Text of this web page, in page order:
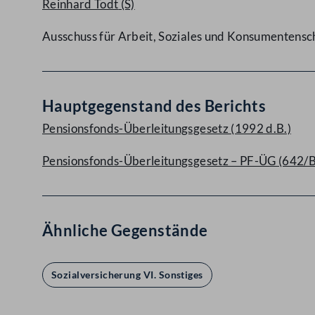
Reinhard Todt (S)
Ausschuss für Arbeit, Soziales und
Hauptgegenstand des Berichts
Pensionsfonds-Überleitungsgesetz (1992 d.B.)
Pensionsfonds-Überleitungsgesetz – PF-ÜG (642/
Ähnliche Gegenstände
Sozialversicherung VI. Sonstiges